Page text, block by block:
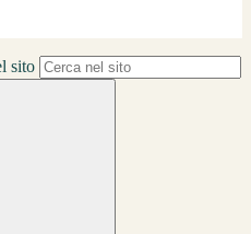
sito